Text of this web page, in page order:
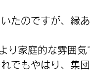
たのですが、縁
り家庭的な雰囲気
でもやはり、集